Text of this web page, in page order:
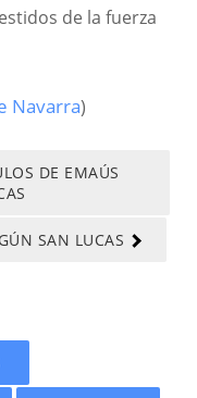
de la fuerza
Navarra)
DE EMAÚS
SAN LUCAS